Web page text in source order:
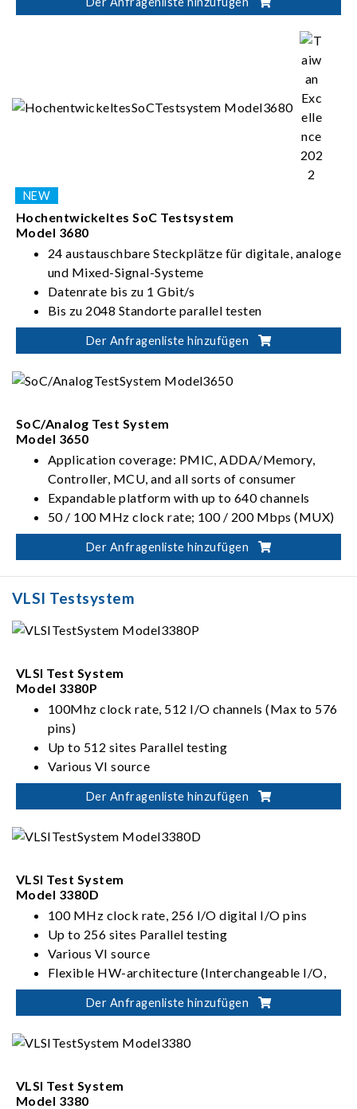
Hochentwickeltes SoC Testsystem
Model 3680
24 austauschbare Steckplätze für digitale, analoge
und Mixed-Signal-Systeme
Datenrate bis zu 1 Gbit/s
Bis zu 2048 Standorte parallel testen
Bis zu 2048 digitale E/A-Pins
Der Anfragenliste hinzufügen
SoC/Analog Test System
Model 3650
Application coverage: PMIC, ADDA/Memory,
Controller, MCU, and all sorts of consumer
Expandable platform with up to 640 channels
50 / 100 MHz clock rate; 100 / 200 Mbps (MUX)
data rate
Varieties of high density options, ranging from
analog, ADDA, mixed-signal, to TIA
Der Anfragenliste hinzufügen
VLSI Testsystem
VLSI Test System
Model 3380P
100Mhz clock rate, 512 I/O channels (Max to 576
pins)
Up to 512 sites Parallel testing
Various VI source
Flexible Architectures: Slot interchangeable I/O,
ADDA, VI source
Der Anfragenliste hinzufügen
VLSI Test System
Model 3380D
100 MHz clock rate, 256 I/O digital I/O pins
Up to 256 sites Parallel testing
Various VI source
Flexible HW-architecture (Interchangeable I/O,
VI, ADDA)
Der Anfragenliste hinzufügen
VLSI Test System
Model 3380